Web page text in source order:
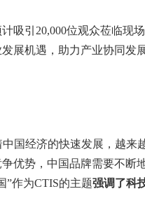
吸引20,000位观众莅临现
展机遇，助力产业协同发
国经济的快速发展，越来
优势，中国品牌需要不断
”作为CTIS的主题强调了科